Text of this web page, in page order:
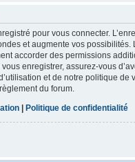
pour vous connecter.
et augmente vos possibilités.
accorder des permissions
enregistrer, assurez-vous
et de notre politique de
du forum.
| Politique de confidentialité